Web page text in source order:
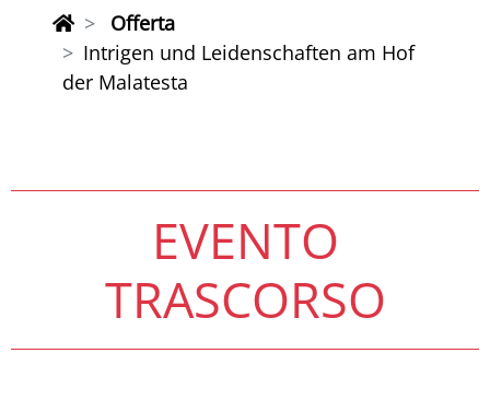
Offerta
Intrigen und Leidenschaften am Hof
der Malatesta
EVENTO
TRASCORSO